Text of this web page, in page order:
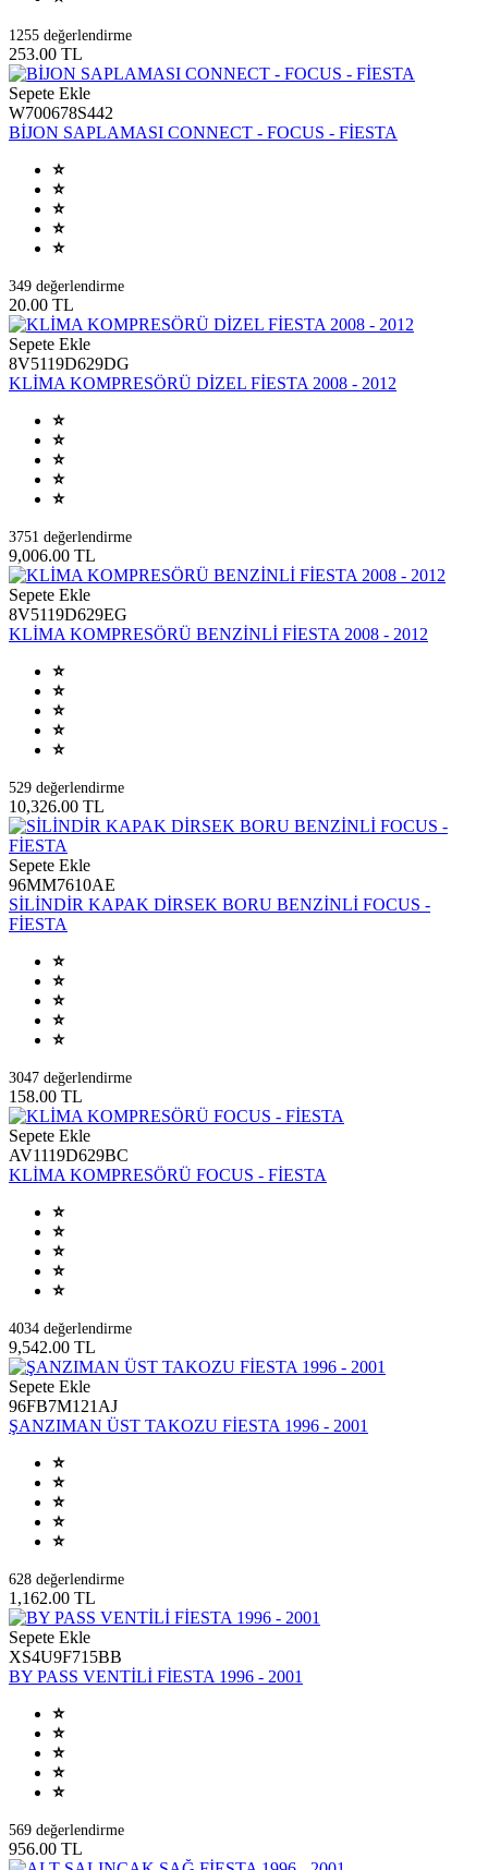
1255 değerlendirme
253.00 TL
Sepete Ekle
W700678S442
BİJON SAPLAMASI CONNECT - FOCUS - FİESTA
349 değerlendirme
20.00 TL
Sepete Ekle
8V5119D629DG
KLİMA KOMPRESÖRÜ DİZEL FİESTA 2008 - 2012
3751 değerlendirme
9,006.00 TL
Sepete Ekle
8V5119D629EG
KLİMA KOMPRESÖRÜ BENZİNLİ FİESTA 2008 - 2012
529 değerlendirme
10,326.00 TL
Sepete Ekle
96MM7610AE
SİLİNDİR KAPAK DİRSEK BORU BENZİNLİ FOCUS -
FİESTA
3047 değerlendirme
158.00 TL
Sepete Ekle
AV1119D629BC
KLİMA KOMPRESÖRÜ FOCUS - FİESTA
4034 değerlendirme
9,542.00 TL
Sepete Ekle
96FB7M121AJ
ŞANZIMAN ÜST TAKOZU FİESTA 1996 - 2001
628 değerlendirme
1,162.00 TL
Sepete Ekle
XS4U9F715BB
BY PASS VENTİLİ FİESTA 1996 - 2001
569 değerlendirme
956.00 TL